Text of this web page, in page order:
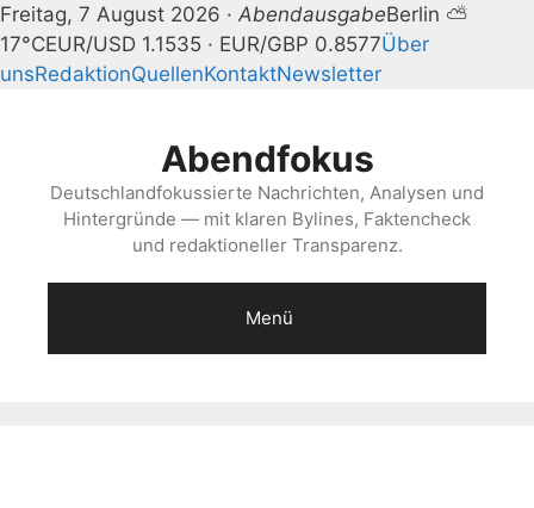
Freitag, 7 August 2026 · AbendausgabeBerlin ⛅
17°CEUR/USD 1.1535 · EUR/GBP 0.8577Über
unsRedaktionQuellenKontaktNewsletter
Abendfokus
Deutschlandfokussierte Nachrichten, Analysen und
Hintergründe — mit klaren Bylines, Faktencheck
und redaktioneller Transparenz.
Menü